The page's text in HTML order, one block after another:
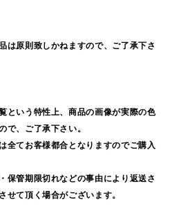
は原則致しかねますので、ご了承下さ
いう特性上、商品の画像が実際の色
で、ご了承下さい。
全てお客様都合となりますのでご購入
管期限切れなどの事由により返送さ
せて頂く場合がございます。